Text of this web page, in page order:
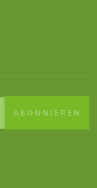
ABONNIEREN